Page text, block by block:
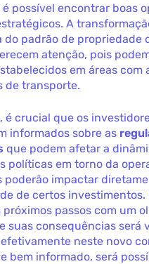
é possível encontrar boas
A
do padrão de propriedade
atenção, pois
em áreas com
de transporte.
é crucial que os
informados sobre as
que podem afetar a
políticas em torno da
poderão impactar
de certos investimentos.
próximos passos com um
suas consequências será
neste novo
bem informado, será